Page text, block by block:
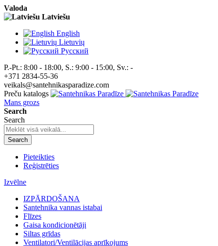
Valoda
Latviešu
English
Lietuvių
Pусский
P.-Pt.: 8:00 - 18:00, S.: 9:00 - 15:00, Sv.: -
+371 2834-55-36
veikals@santehnikasparadize.com
Preču katalogs
Mans grozs
Search
Search
Search
Pieteikties
Reģistrēties
Izvēlne
IZPĀRDOŠANA
Santehnika vannas istabai
Flīzes
Gaisa kondicionētāji
Siltas grīdas
Ventilatori/Ventilācijas aprīkojums